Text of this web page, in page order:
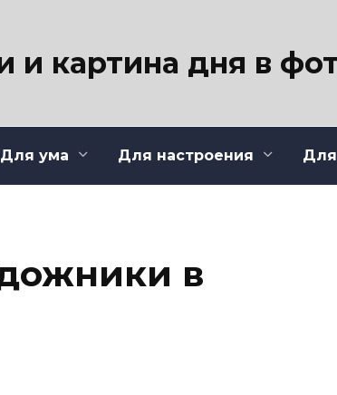
и картина дня в
Для ума Для настроения Для
в